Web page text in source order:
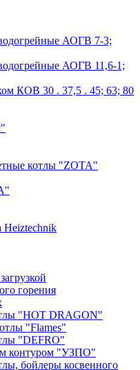
АОГВ 7-3;
АОГВ 11,6-1;
КОВ 30 . 37,5 . 45; 63; 80
котлы "ZOTA"
Heiztechnik
горения
"HOT DRAGON"
"Flames"
"DEFRO"
контуром "УЗПО"
бойлеры косвенного